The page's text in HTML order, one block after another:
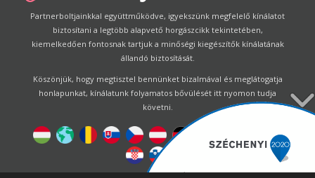
Partnerboltjainkkal együttműködve, igyekszünk megfelelő kínálatot
biztosítani a legtöbb alapvető horgászcikk tekintetében,
kiemelkedően fontosnak tartjuk a minőségi kiegészítők kínálatának
állandó biztosítását.
Köszönjük, hogy megtisztel bennünket bizalmával és meglátogatja
honlapunkat, kínálatunk folyamatos bővülését itt nyomon tudja
követni.